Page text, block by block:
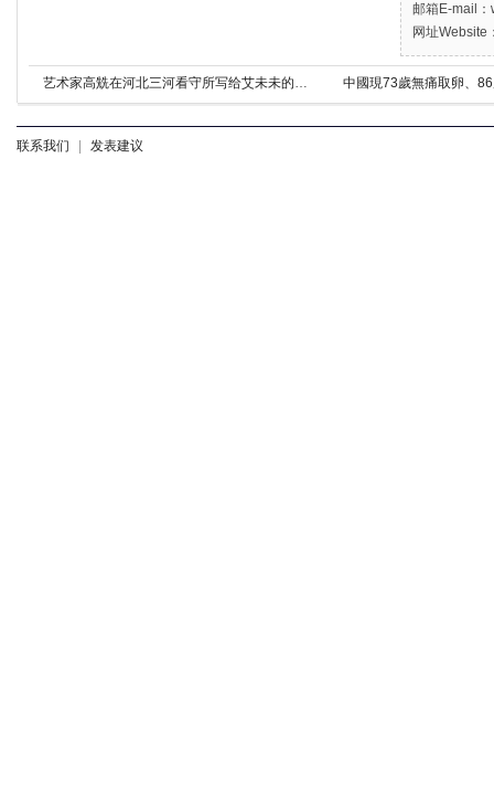
邮箱E-mail
网址Website
艺术家高兟在河北三河看守所写给艾未未的信 中國現73歲無痛取卵、
联系我们 发表建议